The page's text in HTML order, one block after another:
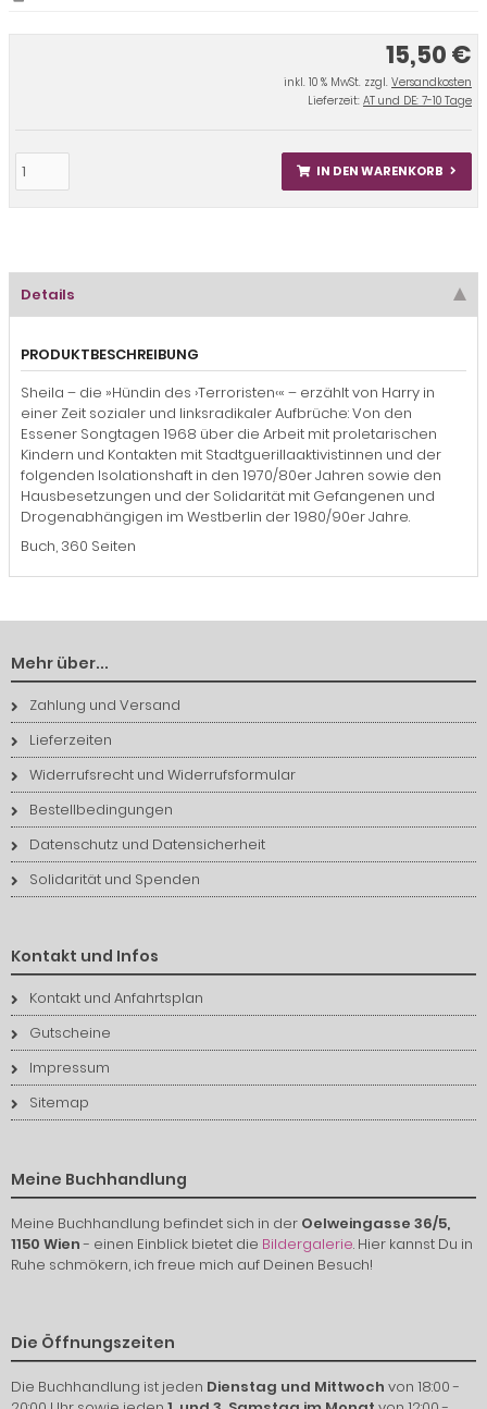
15,50 €
inkl. 10 % MwSt. zzgl. Versandkosten
Lieferzeit: AT und DE: 7-10 Tage
IN DEN WARENKORB
Details
PRODUKTBESCHREIBUNG
Sheila – die »Hündin des ›Terroristen‹« – erzählt von Harry in
einer Zeit sozialer und linksradikaler Aufbrüche: Von den
Essener Songtagen 1968 über die Arbeit mit proletarischen
Kindern und Kontakten mit Stadtguerillaaktivist:innen und der
folgenden Isolationshaft in den 1970/80er Jahren sowie den
Hausbesetzungen und der Solidarität mit Gefangenen und
Drogenabhängigen im Westberlin der 1980/90er Jahre.
Buch, 360 Seiten
Mehr über...
Zahlung und Versand
Lieferzeiten
Widerrufsrecht und Widerrufsformular
Bestellbedingungen
Datenschutz und Datensicherheit
Solidarität und Spenden
Kontakt und Infos
Kontakt und Anfahrtsplan
Gutscheine
Impressum
Sitemap
Meine Buchhandlung
Meine Buchhandlung befindet sich in der Oelweingasse 36/5,
1150 Wien- einen Einblick bietet die Bildergalerie. Hier kannst Du in
Ruhe schmökern, ich freue mich auf Deinen Besuch!
Die Öffnungszeiten
Die Buchhandlung ist jeden Dienstag und Mittwoch von 18:00 -